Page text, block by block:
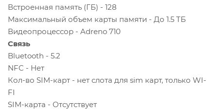
Встроенная память (ГБ) - 128
Максимальный объем карты памяти - До 1.5 ТБ
Видеопроцессор - Adreno 710
Связь
Bluetooth - 5.2
NFC - Нет
Кол-во SIM-карт - нет слота для sim карт, только WI-
FI
SIM-карта - Отсутствует